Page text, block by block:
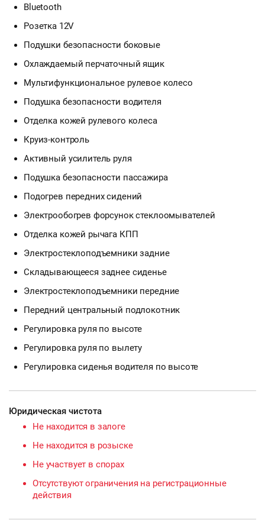
Bluetooth
Розетка 12V
Подушки безопасности боковые
Охлаждаемый перчаточный ящик
Мультифункциональное рулевое колесо
Подушка безопасности водителя
Отделка кожей рулевого колеса
Круиз-контроль
Активный усилитель руля
Подушка безопасности пассажира
Подогрев передних сидений
Электрообогрев форсунок стеклоомывателей
Отделка кожей рычага КПП
Электростеклоподъемники задние
Складывающееся заднее сиденье
Электростеклоподъемники передние
Передний центральный подлокотник
Регулировка руля по высоте
Регулировка руля по вылету
Регулировка сиденья водителя по высоте
Юридическая чистота
Не находится в залоге
Не находится в розыске
Не участвует в спорах
Отсутствуют ограничения на регистрационные
действия